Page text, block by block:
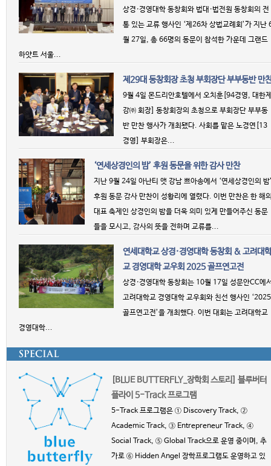
상경·경영대학 동창회와 법대·법전원 동창회의 전
통 있는 교류 행사인 ‘제26차 상법교례회’가 지난
월 27일, 총 66명의 동문이 참석한 가운데 그랜드
하얏트 서울...
제29대 동창회장 초청 부회장단 부부동반 만
9월 4일 몬드리안호텔에서 오치훈[94경영, 대한
강㈜ 회장] 동창회장의 초청으로 부회장단 부부동
반 만찬 행사가 개최됐다. 사회를 맡은 노경연[13
경영] 부회장은...
‘연세상경인의 밤’ 후원 동문을 위한 감사 만찬
지난 9월 24일 아난티 앳 강남 쁘아송에서 ‘연세상경인의 밤
후원 동문 감사 만찬이 성황리에 열렸다. 이번 만찬은 한 해
대표 축제인 상경인의 밤을 더욱 의미 있게 만들어주신 동문
들을 모시고, 감사의 뜻을 전하며 교류를...
연세대학교 상경·경영대학 동창회 & 고려대학
교 경영대학 교우회 2025 골프연고전
상경·경영대학 동창회는 10월 17일 성문안CC에
고려대학교 경영대학 교우회와 친선 행사인 ‘2025
골프연고전’을 개최했다. 이번 대회는 고려대학교
경영대학...
[BLUE BUTTERFLY_장학회 스토리] 블루버터
플라이 5-Track 프로그램
5-Track 프로그램은 ① Discovery Track, ②
Academic Track, ③ Entrepreneur Track, ④
Social Track, ⑤ Global Track으로 운영 중이며, 추
가로 ⑥ Hidden Angel 장학프로그램도 운영하고 있